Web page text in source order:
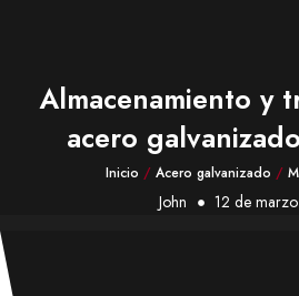
Almacenamiento y
acero
Inicio / Acero galvanizado /
John 12 de